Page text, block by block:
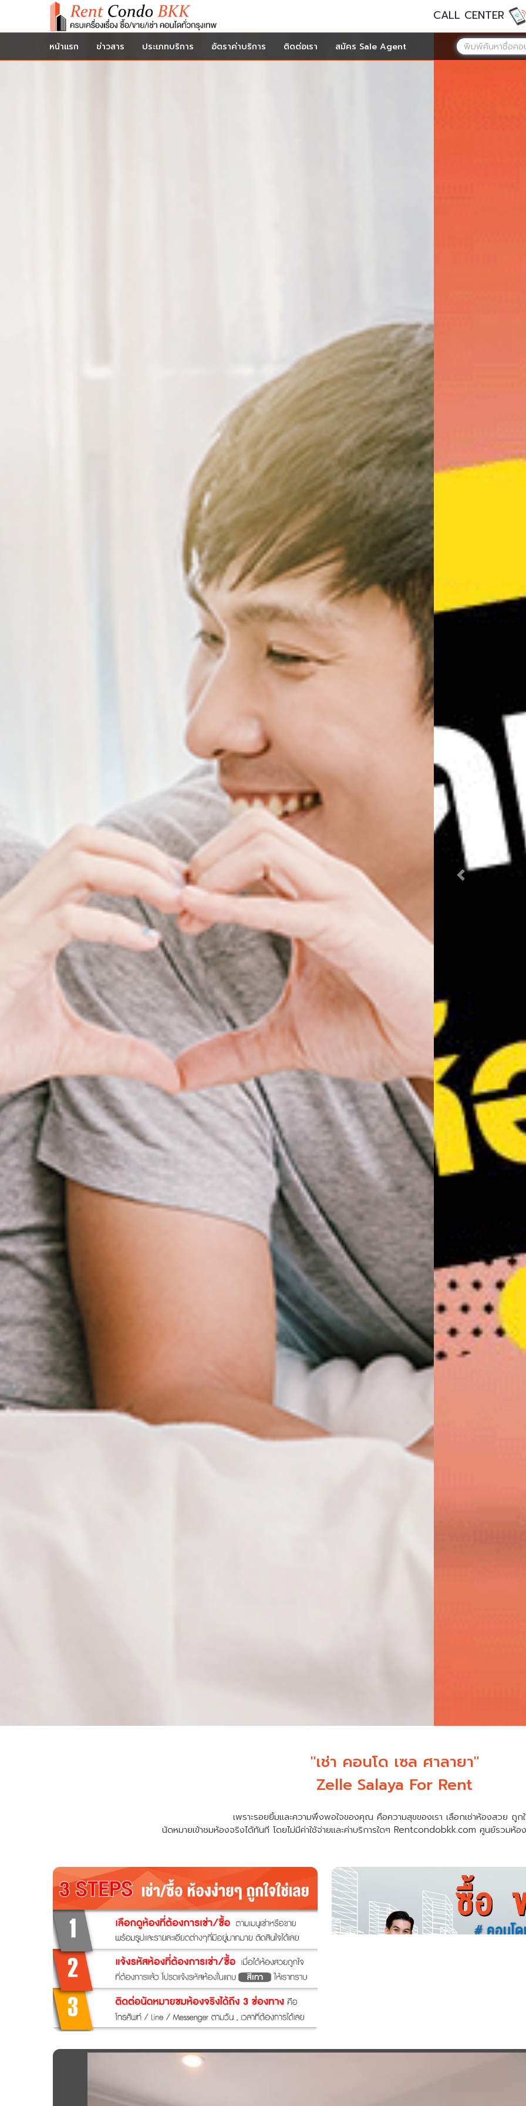
CALL CENTER
หน้าแรก ข่าวสาร ประเภทบริการ อัตราค่าบริการ ติดต่อเรา สมัคร Sale Agent
Previous
"เช่า คอนโด เซล ศาลายา"
Zelle Salaya For Rent
เพราะรอยยิ้มและความพึงพอใจของคุณ คือความสุขของเรา เลือกเช่าห้องสวย ถูก
นัดหมายเข้าชมห้องจริงได้ทันที โดยไม่มีค่าใช้จ่ายและค่าบริการใดๆ Rentcondobkk.com ศูนย์รวมห้อ